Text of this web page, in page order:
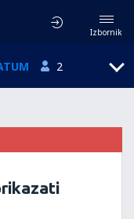
Izbornik
2